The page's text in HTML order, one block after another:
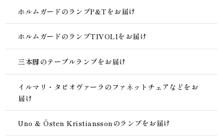
ホルムガードのランプP&Tをお届け
ホルムガードのランプTIVOLIをお届け
三本脚のテーブルランプをお届け
イルマリ・タピオヴァーラのファネットチェアなどをお
届け
Uno & Östen Kristianssonのランプをお届け